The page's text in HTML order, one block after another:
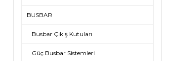
BUSBAR
Busbar Çıkış Kutuları
Güç Busbar Sistemleri